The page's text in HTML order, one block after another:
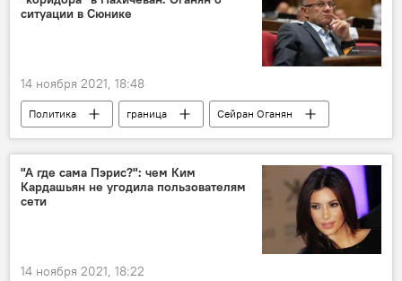
ситуации в Сюнике
14 ноября 2021, 18:48
Политика граница
Сейран Оганян
Новости Армения
"А где сама Пэрис?": чем Ким
Кардашьян не угодила пользователям
сети
14 ноября 2021, 18:22